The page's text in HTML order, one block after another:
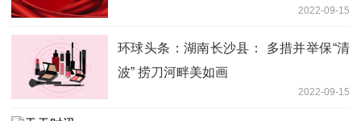
2022-09-15
环球头条：湖南长沙县： 多措并举保“清
波” 捞刀河畔美如画
2022-09-15